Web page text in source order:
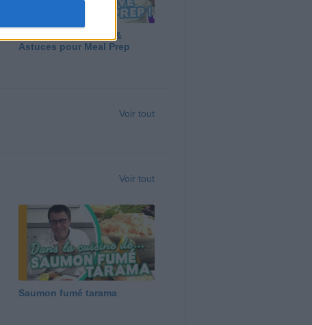
Panga, Huile d'Olive &
Astuces pour Meal Prep
Voir tout
Voir tout
Saumon fumé tarama